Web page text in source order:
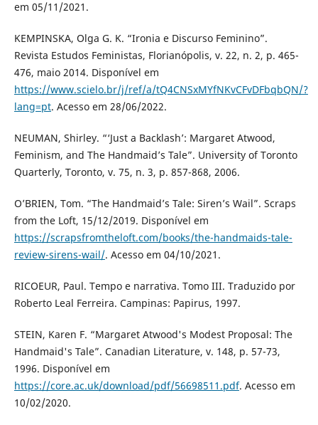
em 05/11/2021.
KEMPINSKA, Olga G. K. “Ironia e Discurso Feminino”.
Revista Estudos Feministas, Florianópolis, v. 22, n. 2, p. 465-
476, maio 2014. Disponível em
https://www.scielo.br/j/ref/a/tQ4CNSxMYfNKvCFvDFbqbQN/?
lang=pt. Acesso em 28/06/2022.
NEUMAN, Shirley. “‘Just a Backlash’: Margaret Atwood,
Feminism, and The Handmaid’s Tale”. University of Toronto
Quarterly, Toronto, v. 75, n. 3, p. 857-868, 2006.
O’BRIEN, Tom. “The Handmaid’s Tale: Siren’s Wail”. Scraps
from the Loft, 15/12/2019. Disponível em
https://scrapsfromtheloft.com/books/the-handmaids-tale-
review-sirens-wail/. Acesso em 04/10/2021.
RICOEUR, Paul. Tempo e narrativa. Tomo III. Traduzido por
Roberto Leal Ferreira. Campinas: Papirus, 1997.
STEIN, Karen F. “Margaret Atwood's Modest Proposal: The
Handmaid's Tale”. Canadian Literature, v. 148, p. 57-73,
1996. Disponível em
https://core.ac.uk/download/pdf/56698511.pdf. Acesso em
10/02/2020.